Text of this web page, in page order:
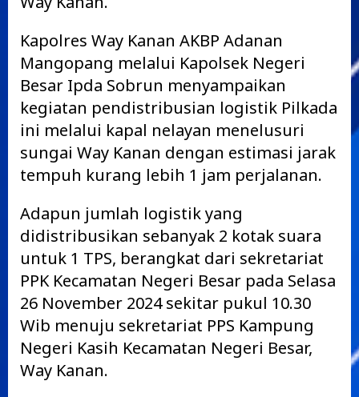
Kapolres Way Kanan AKBP Adanan
Mangopang melalui Kapolsek Negeri
Besar Ipda Sobrun menyampaikan
kegiatan pendistribusian logistik Pilkada
ini melalui kapal nelayan menelusuri
sungai Way Kanan dengan estimasi jarak
tempuh kurang lebih 1 jam perjalanan.
Adapun jumlah logistik yang
didistribusikan sebanyak 2 kotak suara
untuk 1 TPS, berangkat dari sekretariat
PPK Kecamatan Negeri Besar pada Selasa
26 November 2024 sekitar pukul 10.30
Wib menuju sekretariat PPS Kampung
Negeri Kasih Kecamatan Negeri Besar,
Way Kanan.